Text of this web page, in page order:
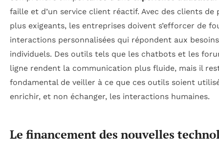
faille et d’un service client réactif. Avec des clients de
plus exigeants, les entreprises doivent s’efforcer de
interactions personnalisées qui répondent aux besoins
individuels. Des outils tels que les chatbots et les
ligne rendent la communication plus fluide, mais il
fondamental de veiller à ce que ces outils soient
enrichir, et non échanger, les interactions humaines.
Le financement des nouvelles